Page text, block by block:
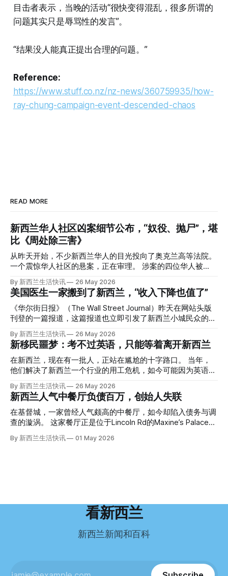
目击者表示，当晚的活动“很快变得混乱，很多所谓的
问题其实只是辱骂性的发言”。
“结果没人能真正提出合理的问题。”
Reference:
https://www.stuff.co.nz/nz-news/360759935/how-
ray-chung-campaign-event-descended-chaos
READ MORE
新西兰华人社区凶案细节公布，“奴役、抛尸”，堪
比《周处除三害》
从昨天开始，不少新西兰华人的目光投向了奥克兰高等法院。
一个震惊华人社区的悬案，正在审理。 涉案的四位华人被
告，站在了法庭，被控与一位70岁中国女人的死有关。 事情
的复杂程度，远超人们的想象。 神秘的黑色塑料袋 先让我们
回到2024年3月12日。 新西兰一个名叫Paul Middleton的老
人，在奥克兰Gulf Harbour钓鱼时，发现了一个黑色塑料袋，
里面是一堆衣服。 再扒开衣服，他看到了一只手，一只人
腰部对折，黑色胶带缠着头、手腕和身体，整个人被绑成胎儿
状。 两个10公斤的米袋装满了石头，用胶带死死缠在尸体
上。 死者是亚洲面孔的老年女性，头部、脸、胳膊都有钝器
伤，当时身穿一件“娟燕牌”内衣和黑色长裤。 她是谁？没有人
Operation Parade的案子，开始调查。 米袋泄露秘密 破案的
关键，是两个米袋。这两个塑料米袋里装着用来压住尸体的花
园石头。 每个米袋上都有序列号。 警察一家家查，发现这批
米是在奥克兰北岸一家超市卖的。
By 新西兰生活快讯 26 May 2026
美国医生一家搬到了新西兰，“收入下降也值了”
《华尔街日报》（The Wall Street Journal）昨天在网站头版
刊登的一篇报道，这篇报道也立即引发了新西兰小城民众的兴
趣： “精疲力尽的美国医生，正在离开美国，前往新西兰一座
偏远小镇。” “精疲力尽的美国医生”搬家新西兰 四年前，在加
州拉霍亚（La Jolla）一家医院担任内科医生的Brandon
Williams医生达到了崩溃的边缘。 患者人数激增、医疗人员短
缺、医疗事故诉讼的威胁，以及对患者无力支付医疗费用的忧
（PTSD）。他的其中一位同事甚至因自杀身亡。 他并不想放
弃从医，但他不想再在美国行医了。 于是，他与38岁的妻子
Ellen Williams开始在欧洲寻找更好的选择。 就在那时，他收
到了一封来自新西兰医疗招聘人员的信。 “虽然跑到那个‘与世
义。”现年39岁的加州人Brandon说道。 2024年11月，这家人
By 新西兰生活快讯 26 May 2026
新移民噩梦：考不过英语，只能等着离开新西兰
在新西兰，现在有一批人，正站在尴尬的十字路口。 当年，
他们解决了新西兰一个行业的用工危机，如今可能因为英语考
试，不得不在几年内离开这个国家。 一位移民的无奈感叹：
“如果我们真能考到那个分数，就不会来开公交车了。” 因为英
语，他们一直无法上岸 来自菲律宾的Ryan De Guzman，就是
这批人中的一员。 2023年，当他看到新西兰招聘海外公交司
机的信息时，几乎没有犹豫就提交了申请。 “我听说这里气候
年3月抵达奥克兰。 当时心里盘算着：努力工作两年，申请居
所需的英语门槛。 De Guzman选择了另一项考试——
Pearson Test of English，最终成绩是45分，而申请要求是58
By 新西兰生活快讯 26 May 2026
新西兰人气中餐厅负债百万，创始人失联
在基督城，一家曾经人气颇高的中餐厅，如今却陷入债务与调
查的漩涡。 这家餐厅正是位于Lincoln Rd的Maxine’s Palace。
其背后的公司已进入清算程序，债务总额接近100万纽币，而
引人关注的是——清算人目前无法联系到创始人本人。 今年3
纽币，员工索赔金额仍在核算中。 整体债务规模，已经逼近
这导致公司财务记录尚未完全掌握，资产处置是否合理仍待核
By 新西兰生活快讯 01 May 2026
看新西兰
新西兰新闻和百科